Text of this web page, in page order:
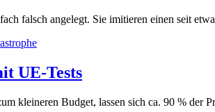
falsch angelegt. Sie imitieren einen seit
UE-Tests
kleineren Budget, lassen sich ca. 90 % der